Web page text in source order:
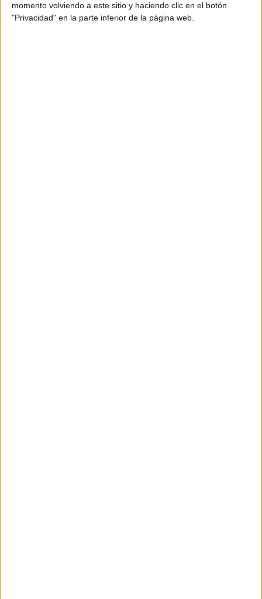
momento volviendo a este sitio y haciendo clic en el botón
"Privacidad" en la parte inferior de la página web.